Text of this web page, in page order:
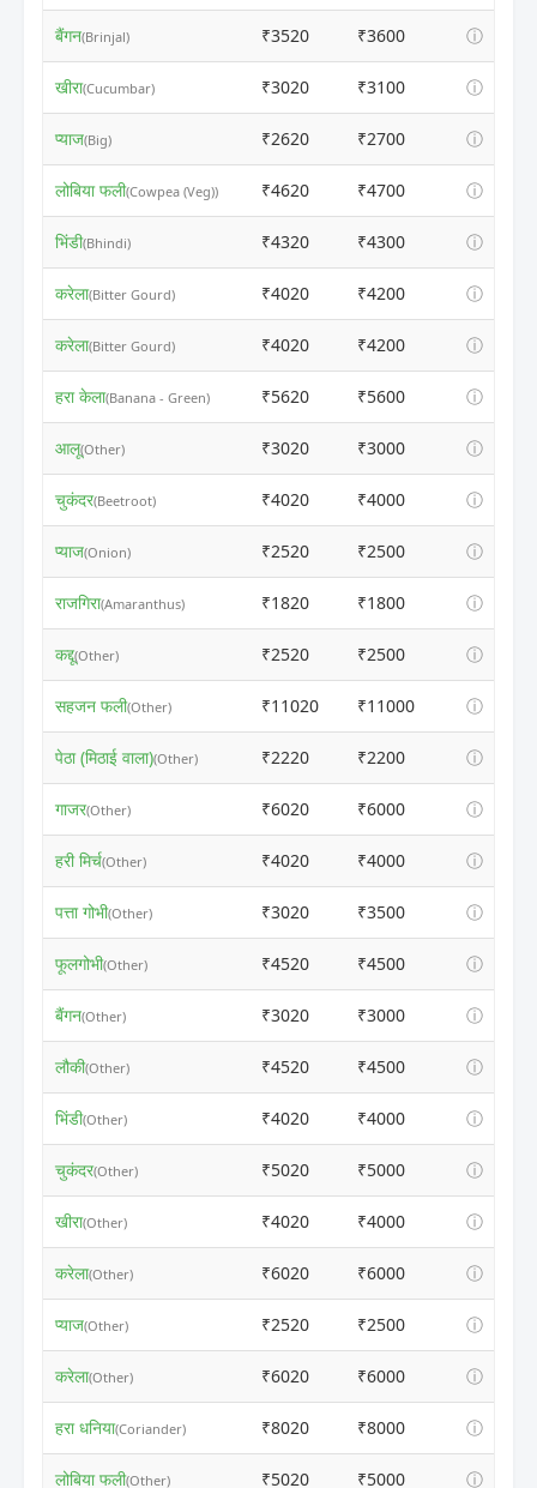
बैंगन(Brinjal) ₹3520 ₹3600 ⓘ
खीरा(Cucumbar) ₹3020 ₹3100 ⓘ
प्याज(Big) ₹2620 ₹2700 ⓘ
लोबिया फली(Cowpea (Veg)) ₹4620 ₹4700 ⓘ
भिंडी(Bhindi) ₹4320 ₹4300 ⓘ
करेला(Bitter Gourd) ₹4020 ₹4200 ⓘ
करेला(Bitter Gourd) ₹4020 ₹4200 ⓘ
हरा केला(Banana - Green) ₹5620 ₹5600 ⓘ
आलू(Other) ₹3020 ₹3000 ⓘ
चुकंदर(Beetroot) ₹4020 ₹4000 ⓘ
प्याज(Onion) ₹2520 ₹2500 ⓘ
राजगिरा(Amaranthus) ₹1820 ₹1800 ⓘ
कद्दू(Other) ₹2520 ₹2500 ⓘ
सहजन फली(Other) ₹11020 ₹11000 ⓘ
पेठा (मिठाई वाला)(Other) ₹2220 ₹2200 ⓘ
गाजर(Other) ₹6020 ₹6000 ⓘ
हरी मिर्च(Other) ₹4020 ₹4000 ⓘ
पत्ता गोभी(Other) ₹3020 ₹3500 ⓘ
फूलगोभी(Other) ₹4520 ₹4500 ⓘ
बैंगन(Other) ₹3020 ₹3000 ⓘ
लौकी(Other) ₹4520 ₹4500 ⓘ
भिंडी(Other) ₹4020 ₹4000 ⓘ
चुकंदर(Other) ₹5020 ₹5000 ⓘ
खीरा(Other) ₹4020 ₹4000 ⓘ
करेला(Other) ₹6020 ₹6000 ⓘ
प्याज(Other) ₹2520 ₹2500 ⓘ
करेला(Other) ₹6020 ₹6000 ⓘ
हरा धनिया(Coriander) ₹8020 ₹8000 ⓘ
लोबिया फली(Other) ₹5020 ₹5000 ⓘ